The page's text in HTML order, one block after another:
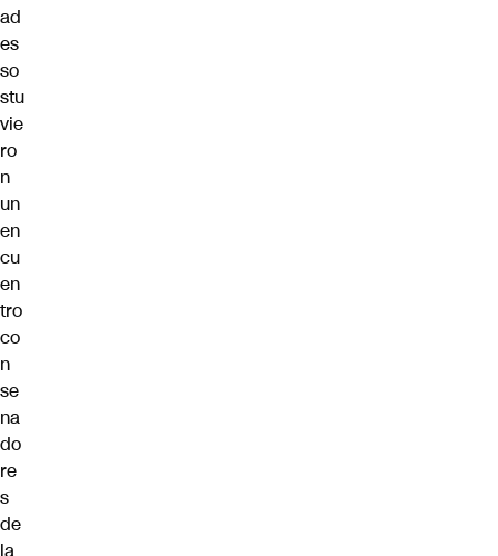
ad
es
so
stu
vie
ro
n
un
en
cu
en
tro
co
n
se
na
do
re
s
de
la